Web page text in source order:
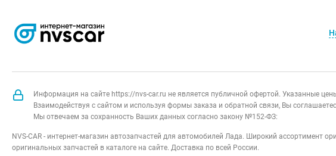
Информация на сайте https://nvs-car.ru не является публичной офертой. Указанные
Взаимодействуя с сайтом и используя формы заказа и обратной связи, Вы
Мы отвечаем за сохранность Ваших данных согласно закону №152-ФЗ:
NVS-CAR - интернет-магазин автозапчастей для автомобилей Лада. Широкий ассортимент
оригинальных запчастей в каталоге на сайте. Доставка по всей России.